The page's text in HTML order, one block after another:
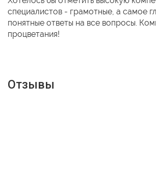
специалистов - грамотные, а самое
понятные ответы на все вопросы.
процветания!
Отзывы